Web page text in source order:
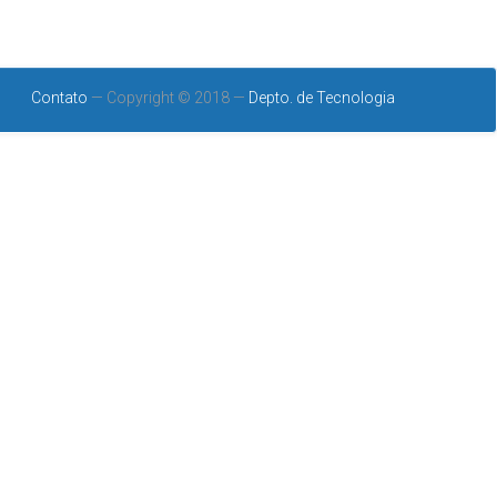
Contato — Copyright © 2018 — Depto. de Tecnologia